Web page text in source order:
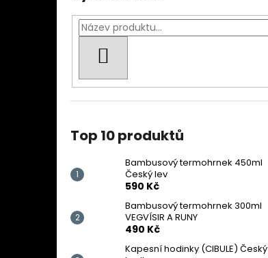
Top 10 produktů
Bambusový termohrnek 450ml
Český lev
590 Kč
Bambusový termohrnek 300ml
VEGVÍSIR A RUNY
490 Kč
Kapesní hodinky (CIBULE) Český